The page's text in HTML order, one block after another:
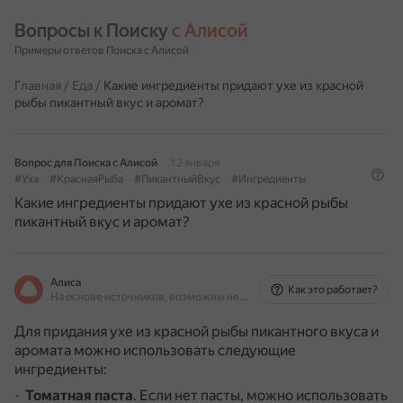
Вопросы к Поиску с Алисой
Примеры ответов Поиска с Алисой
Главная / Еда / Какие ингредиенты придают ухе из красной
рыбы пикантный вкус и аромат?
Вопрос для Поиска с Алисой
12 января
#Уха
#КраснаяРыба #ПикантныйВкус #Ингредиенты
Какие ингредиенты придают ухе из красной рыбы
пикантный вкус и аромат?
Алиса
На основе источников, возможны неточности
Как это работает?
Для придания ухе из красной рыбы пикантного вкуса и
аромата можно использовать следующие
ингредиенты:
Томатная паста. Если нет пасты, можно использовать